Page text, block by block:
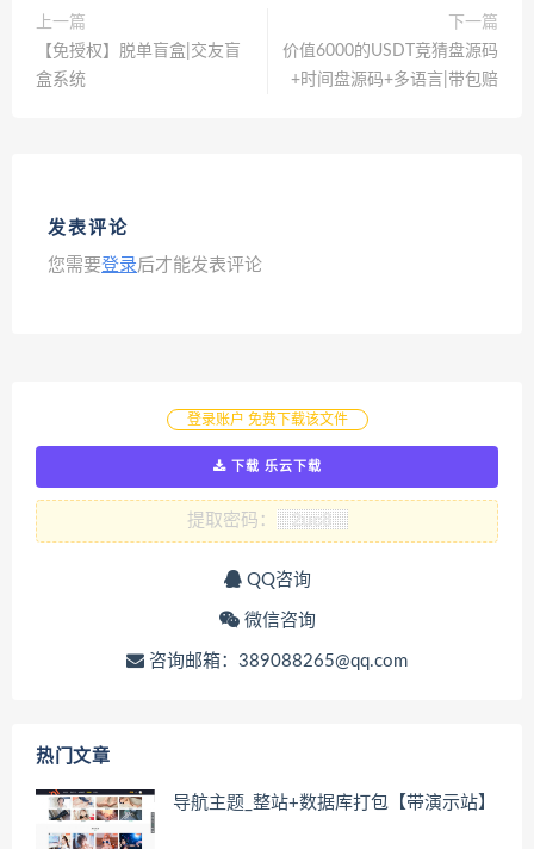
上一篇
【免授权】脱单盲盒|交友盲
盒系统
下一篇
价值6000的USDT竞猜盘源码
+时间盘源码+多语言|带包赔
发表评论
您需要登录后才能发表评论
登录账户 免费下载该文件
下载 乐云下载
提取密码：
QQ咨询
微信咨询
咨询邮箱：389088265@qq.com
热门文章
导航主题_整站+数据库打包【带演示站】